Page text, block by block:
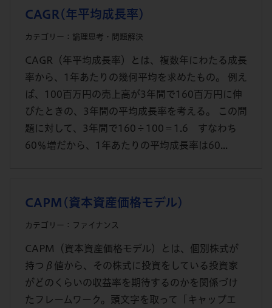
CAGR(年平均成長率)
カテゴリー：論理思考・問題解決
CAGR（年平均成長率）とは、複数年にわたる成長
率から、1年あたりの幾何平均を求めたもの。 例え
ば、100百万円の売上高が3年間で160百万円に伸
びたときの、3年間の平均成長率を考える。 この問
題に対して、3年間で160÷100＝1.6 すなわち
60％増だから、1年あたりの平均成長率は60...
CAPM(資本資産価格モデル)
カテゴリー：ファイナンス
CAPM（資本資産価格モデル）とは、個別株式が
持つβ値から、その株式に投資をしている投資家
がどのくらいの収益率を期待するのかを関係づけ
たフレームワーク。頭文字を取って「キャップエ